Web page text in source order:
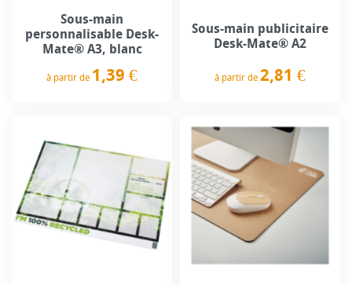
Sous-main
personnalisable Desk-
Mate® A3, blanc
à partir de 1,39 €
Sous-main publicitaire
Desk-Mate® A2
à partir de 2,81 €